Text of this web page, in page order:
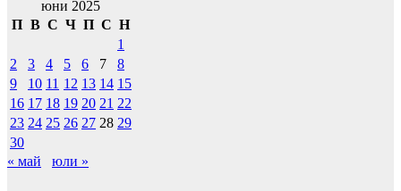
юни 2025
П В С Ч П С Н
1
2
3 4 5 6 7
8
9
10 11 12 13 14 15
16 17 18 19 20 21 22
23 24 25 26 27 28 29
30
« май
юли »